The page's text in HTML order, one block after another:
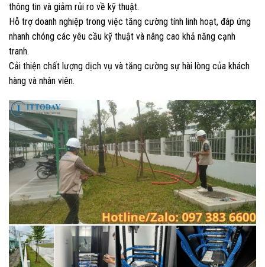
thông tin và giảm rủi ro về kỹ thuật.
Hỗ trợ doanh nghiệp trong việc tăng cường tính linh hoạt, đáp ứng
nhanh chóng các yêu cầu kỹ thuật và nâng cao khả năng cạnh
tranh.
Cải thiện chất lượng dịch vụ và tăng cường sự hài lòng của khách
hàng và nhân viên.